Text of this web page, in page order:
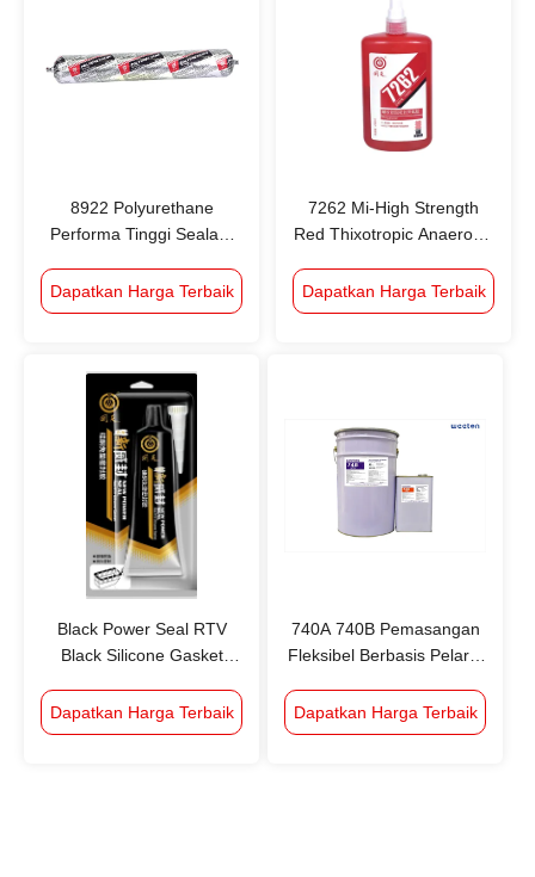
8922 Polyurethane
Performa Tinggi Sealant
Lingkungan Tixotropy
Tinggi Bebas Pelarut Bau
Dapatkan Harga Terbaik
7262 Mi-High Strength
Red Thixotropic Anaerobic
Bawah M20 Thread
Locker/ Thread Sealant/
Dapatkan Harga Terbaik
Black Power Seal RTV
Black Silicone Gasket
Kinerja Tinggi Dan Biaya
Rendah
Dapatkan Harga Terbaik
740A 740B Pemasangan
Fleksibel Berbasis Pelarut
Perekat Resistensi
Sedeng (Acid, Alkali,
Dapatkan Harga Terbaik